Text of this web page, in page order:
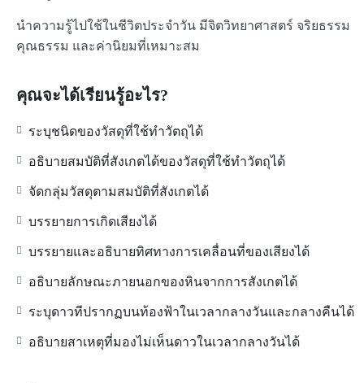
นำความรู้ไปใช้ในชีวิตประจำวัน มีจิตวิทยาศาสตร์ จริยธรรม
คุณธรรม และค่านิยมที่เหมาะสม
คุณจะได้เรียนรู้อะไร?
ระบุชนิดของวัสดุที่ใช้ทำวัตถุได้
อธิบายสมบัติที่สังเกตได้ของวัสดุที่ใช้ทำวัตถุได้
จัดกลุ่มวัสดุตามสมบัติที่สังเกตได้
บรรยายการเกิดเสียงได้
บรรยายและอธิบายทิศทางการเคลื่อนที่ของเสียงได้
อธิบายลักษณะภายนอกของหินจากการสังเกตได้
ระบุดาวทีปรากฏบนท้องฟ้าในเวลากลางวันและกลางคืนได้
อธิบายสาเหตุที่มองไม่เห็นดาวในเวลากลางวันได้